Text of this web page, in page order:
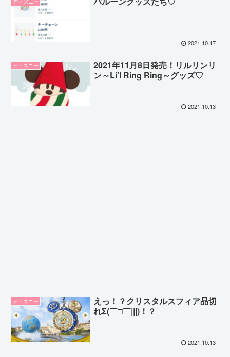
2021.10.17
ディズニー
2021年11月8日発売！リルリンリ
ン～Li’l Ring Ring～グッズ♡
2021.10.13
ディズニー
えっ！？クリスタルスフィア品切
れΣ(￣□￣|||)！？
2021.10.13